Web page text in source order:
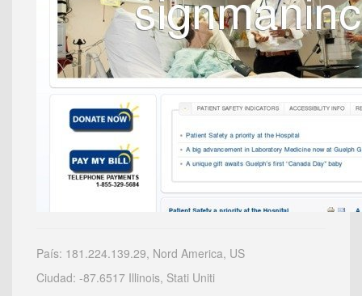
País: 181.224.139.29, Nord America, US
Ciudad: -87.6517 Illinois, Stati Uniti